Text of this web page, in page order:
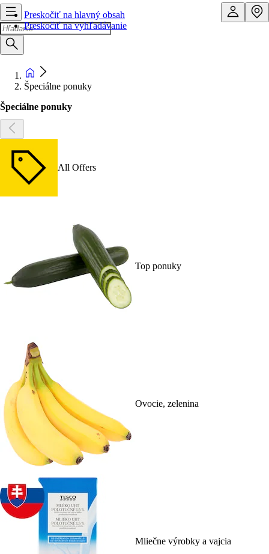
Preskočiť na hlavný obsah
Preskočiť na vyhľadávanie
Špeciálne ponuky
Špeciálne ponuky
All Offers
Top ponuky
Ovocie, zelenina
Mliečne výrobky a vajcia